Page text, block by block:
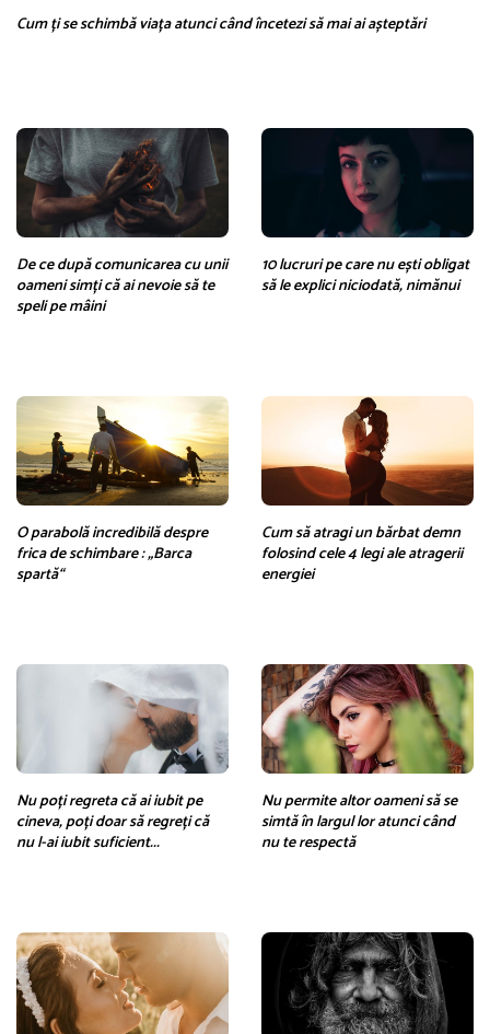
Cum ți se schimbă viața atunci când încetezi să mai ai așteptări
De ce după comunicarea cu unii
oameni simți că ai nevoie să te
speli pe mâini
10 lucruri pe care nu ești obligat
să le explici niciodată, nimănui
O parabolă incredibilă despre
frica de schimbare : „Barca
spartă“
Cum să atragi un bărbat demn
folosind cele 4 legi ale atragerii
energiei
Nu poți regreta că ai iubit pe
cineva, poți doar să regreți că
nu l-ai iubit suficient...
Nu permite altor oameni să se
simtă în largul lor atunci când
nu te respectă